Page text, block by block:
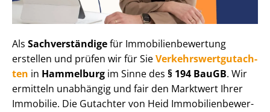
Als Sachverständigefür Im­mo­bi­li­en­be­wer­tung
erstellen und prüfen wir für SieVer­kehrs­wert­gut­ach­
ten in Hammelburg im Sinne des § 194 BauGB. Wir
ermitteln unabhängig und fair den Marktwert Ihrer
Immobilie. Die Gutachter von Heid Im­mo­bi­li­en­be­wer­